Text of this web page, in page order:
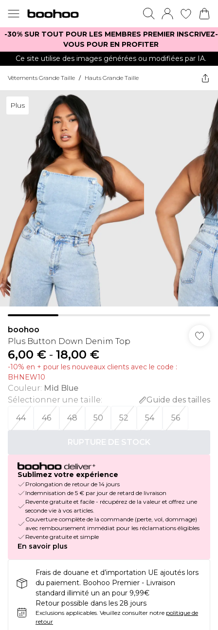
-30% SUR TOUT POUR LES MEMBRES PREMIER INSCRIVEZ-
VOUS POUR EN PROFITER
Ce site utilise des images générées ou modifiées par IA.
Vêtements Grande Taille / Hauts Grande Taille
Plus
boohoo
Plus Button Down Denim Top
6,00 € - 18,00 €
-10% en + pour les nouveaux clients avec le code :
BHNEW10
Couleur: Mid Blue
Sélectionner une taille:
Guide des tailles
44
46 48 50 52 54 56
RUPTURE DE STOCK
Sublimez votre expérience
Prolongation de retour de 14 jours
Indemnisation de 5 € par jour de retard de livraison
Revente gratuite et facile - récupérez de la valeur et offrez une
seconde vie à vos articles.
Couverture complète de la commande (perte, vol, dommage)
avec remboursement immédiat pour les réclamations éligibles
Revente gratuite et simple
En savoir plus
Frais de douane et d’importation UE ajoutés lors
du paiement. Boohoo Premier - Livraison
standard illimité un an pour 9,99€
Retour possible dans les 28 jours
Exclusions applicables. Veuillez consulter notre politique de
retour